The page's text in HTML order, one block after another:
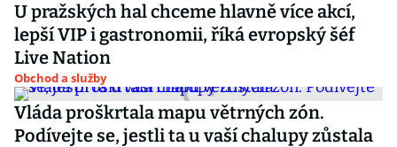
U pražských hal chceme hlavně více akcí,
lepší VIP i gastronomii, říká evropský šéf
Live Nation
Obchod a služby
Vláda proškrtala mapu větrných zón.
Podívejte se, jestli ta u vaší chalupy zůstala